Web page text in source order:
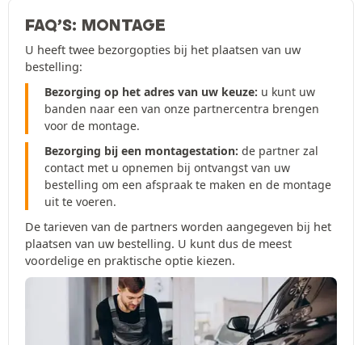
FAQ’S: MONTAGE
U heeft twee bezorgopties bij het plaatsen van uw
bestelling:
Bezorging op het adres van uw keuze: u kunt uw
banden naar een van onze partnercentra brengen
voor de montage.
Bezorging bij een montagestation: de partner zal
contact met u opnemen bij ontvangst van uw
bestelling om een afspraak te maken en de montage
uit te voeren.
De tarieven van de partners worden aangegeven bij het
plaatsen van uw bestelling. U kunt dus de meest
voordelige en praktische optie kiezen.